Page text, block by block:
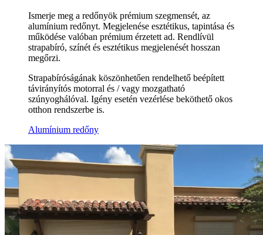
Ismerje meg a redőnyök prémium szegmensét, az
alumínium redőnyt. Megjelenése esztétikus, tapintása és
működése valóban prémium érzetett ad. Rendlívül
strapabíró, színét és esztétikus megjelenését hosszan
megőrzi.
Strapabíróságának köszönhetően rendelhető beépített
távirányítós motorral és / vagy mozgatható
szúnyoghálóval. Igény esetén vezérlése beköthető okos
otthon rendszerbe is.
Alumínium redőny